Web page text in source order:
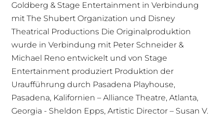
Goldberg & Stage Entertainment in Verbindung
mit The Shubert Organization und Disney
Theatrical Productions Die Originalproduktion
wurde in Verbindung mit Peter Schneider &
Michael Reno entwickelt und von Stage
Entertainment produziert Produktion der
Uraufführung durch Pasadena Playhouse,
Pasadena, Kalifornien – Alliance Theatre, Atlanta,
Georgia - Sheldon Epps, Artistic Director – Susan V.